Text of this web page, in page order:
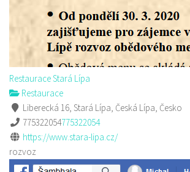
Restaurace Stará Lípa
Restaurace
Liberecká 16, Stará Lípa, Česká Lípa, Česko
775322054775322054
https://www.stara-lipa.cz/
rozvoz